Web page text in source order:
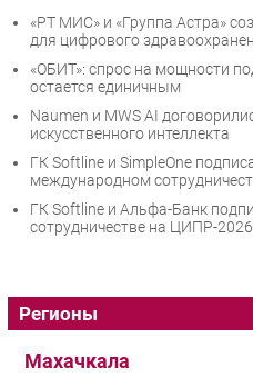
«РТ МИС» и «Группа Астра»
для цифрового
«ОБИТ»: спрос на мощности
остается единичным
Naumen и MWS AI
искусственного интеллекта
ГК Softline и SimpleOne
международном
ГК Softline и Альфа-Банк
сотрудничестве на ЦИПР-2026
Регионы
Махачкала